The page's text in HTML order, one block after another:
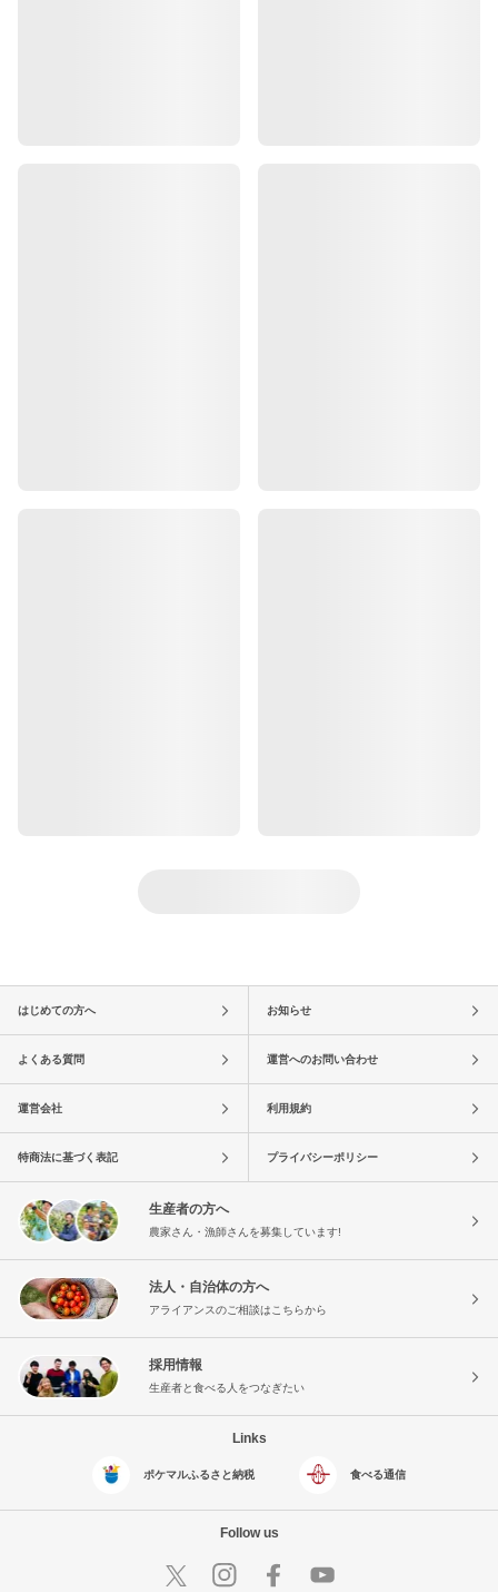
はじめての方へ お知らせ
よくある質問 運営へのお問い合わせ
運営会社 利用規約
特商法に基づく表記 プライバシーポリシー
生産者の方へ
農家さん・漁師さんを募集しています!
法人・自治体の方へ
アライアンスのご相談はこちらから
採用情報
生産者と食べる人をつなぎたい
Links
ポケマルふるさと納税 食べる通信
Follow us